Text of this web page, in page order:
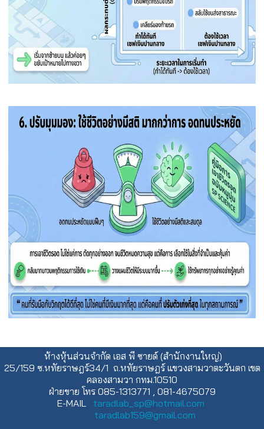
ห้างหุ้นส่วนจำกัด เอส พี ซายด์ (สำนักงานใหญ่)
25/159 ซ.หทัยราษฎร์34/1 ถ.หทัยราษฎร์ แขวงสามวาตะวันตก เขต
คลองสามวา กทม.10510
ฝ่ายขาย โทร 085-1313771 , 081-4675079
E-MAIL taradlab_sp@hotmail.com
taradlab159@gmail.com